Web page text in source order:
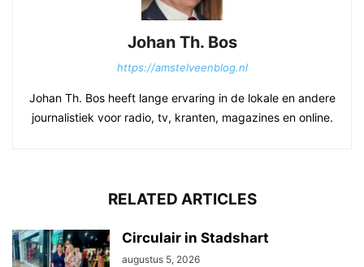
Johan Th. Bos
https://amstelveenblog.nl
Johan Th. Bos heeft lange ervaring in de lokale en andere
journalistiek voor radio, tv, kranten, magazines en online.
RELATED ARTICLES
Circulair in Stadshart
augustus 5, 2026